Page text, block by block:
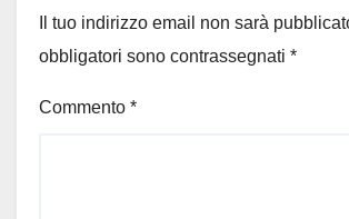
Il tuo indirizzo email non sarà
obbligatori sono contrassegnati *
Commento *